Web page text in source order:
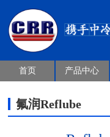
首页 产品中心
氟润Reflube